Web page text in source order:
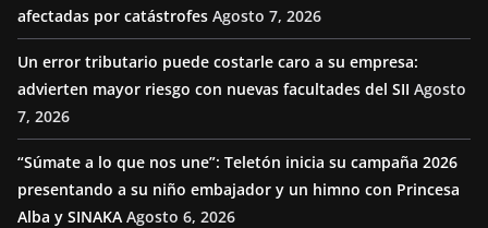
afectadas por catástrofes Agosto 7, 2026
Un error tributario puede costarle caro a su empresa:
advierten mayor riesgo con nuevas facultades del SII Agosto
7, 2026
“Súmate a lo que nos une”: Teletón inicia su campaña 2026
presentando a su niño embajador y un himno con Princesa
Alba y SINAKA Agosto 6, 2026